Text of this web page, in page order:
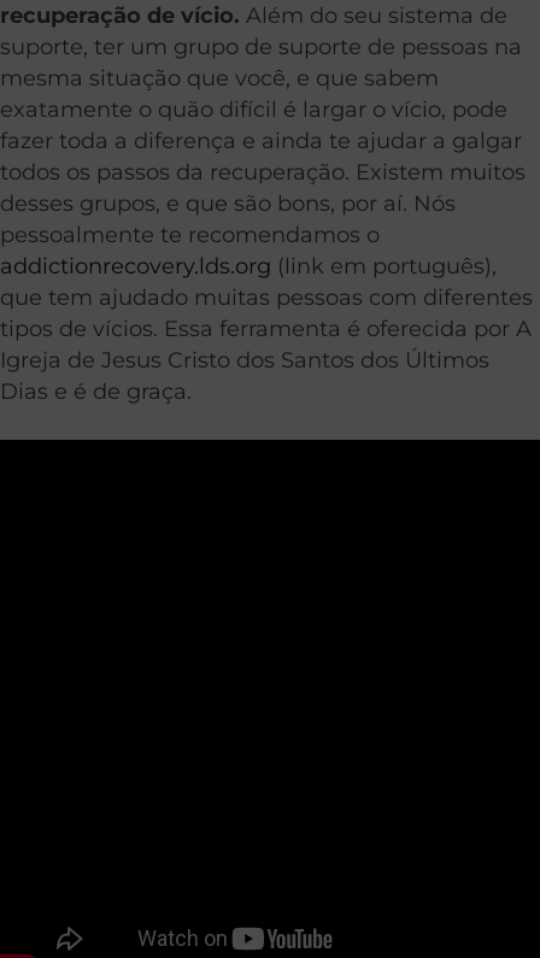
recuperação de vício. Além do seu sistema de
suporte, ter um grupo de suporte de pessoas na
mesma situação que você, e que sabem
exatamente o quão difícil é largar o vício, pode
fazer toda a diferença e ainda te ajudar a galgar
todos os passos da recuperação. Existem muitos
desses grupos, e que são bons, por aí. Nós
pessoalmente te recomendamos o
addictionrecovery.lds.org (link em português),
que tem ajudado muitas pessoas com diferentes
tipos de vícios. Essa ferramenta é oferecida por A
Igreja de Jesus Cristo dos Santos dos Últimos
Dias e é de graça.